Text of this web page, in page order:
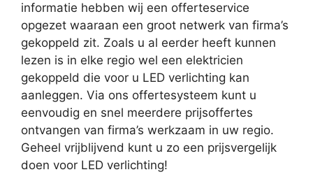
informatie hebben wij een offerteservice
opgezet waaraan een groot netwerk van firma’s
gekoppeld zit. Zoals u al eerder heeft kunnen
lezen is in elke regio wel een elektricien
gekoppeld die voor u LED verlichting kan
aanleggen. Via ons offertesysteem kunt u
eenvoudig en snel meerdere prijsoffertes
ontvangen van firma’s werkzaam in uw regio.
Geheel vrijblijvend kunt u zo een prijsvergelijk
doen voor LED verlichting!